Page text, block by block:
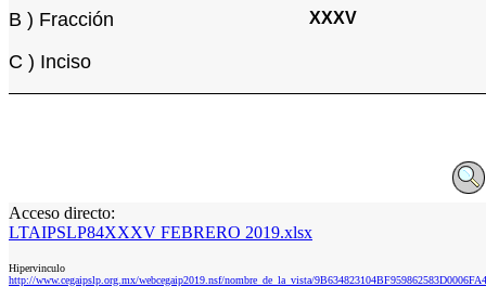
B ) Fracción XXXV
C ) Inciso
Acceso directo:
LTAIPSLP84XXXV FEBRERO 2019.xlsx
Hipervinculo
http://www.cegaipslp.org.mx/webcegaip2019.nsf/nombre_de_la_vista/